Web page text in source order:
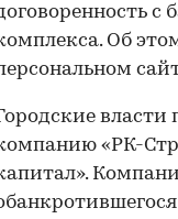
Об
«РК-